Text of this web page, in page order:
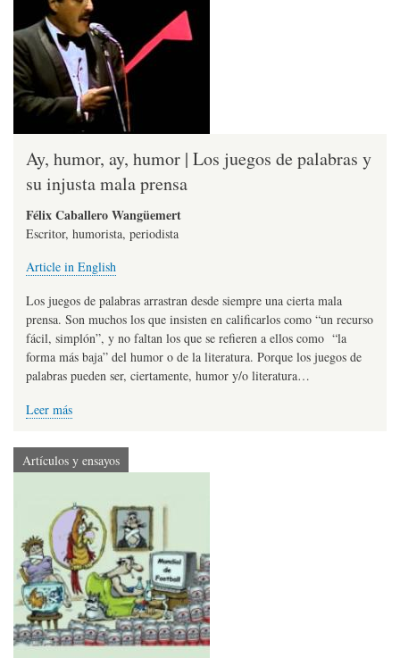
Ay, humor, ay, humor | Los juegos de palabras y
su injusta mala prensa
Félix Caballero Wangüemert
Escritor, humorista, periodista
Article in English
Los juegos de palabras arrastran desde siempre una cierta mala
prensa. Son muchos los que insisten en calificarlos como “un recurso
fácil, simplón”, y no faltan los que se refieren a ellos como “la
forma más baja” del humor o de la literatura. Porque los juegos de
palabras pueden ser, ciertamente, humor y/o literatura…
Leer más
Artículos y ensayos